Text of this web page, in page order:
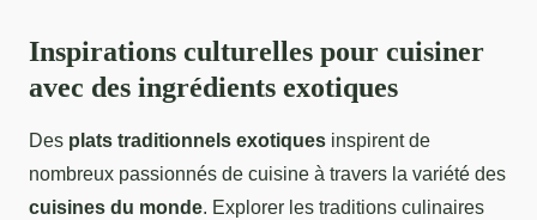
Inspirations culturelles pour cuisiner
avec des ingrédients exotiques
Des plats traditionnels exotiques inspirent de
nombreux passionnés de cuisine à travers la variété des
cuisines du monde. Explorer les traditions culinaires